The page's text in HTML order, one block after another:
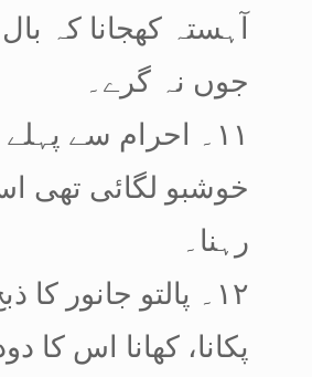
آہستہ کھجانا کہ بال
جوں نہ گرے۔
۱۱۔ احرام سے
خوشبو لگائی تھی
رہنا۔
۱۲۔ پالتو جانور کا
پکانا، کھانا اس کا